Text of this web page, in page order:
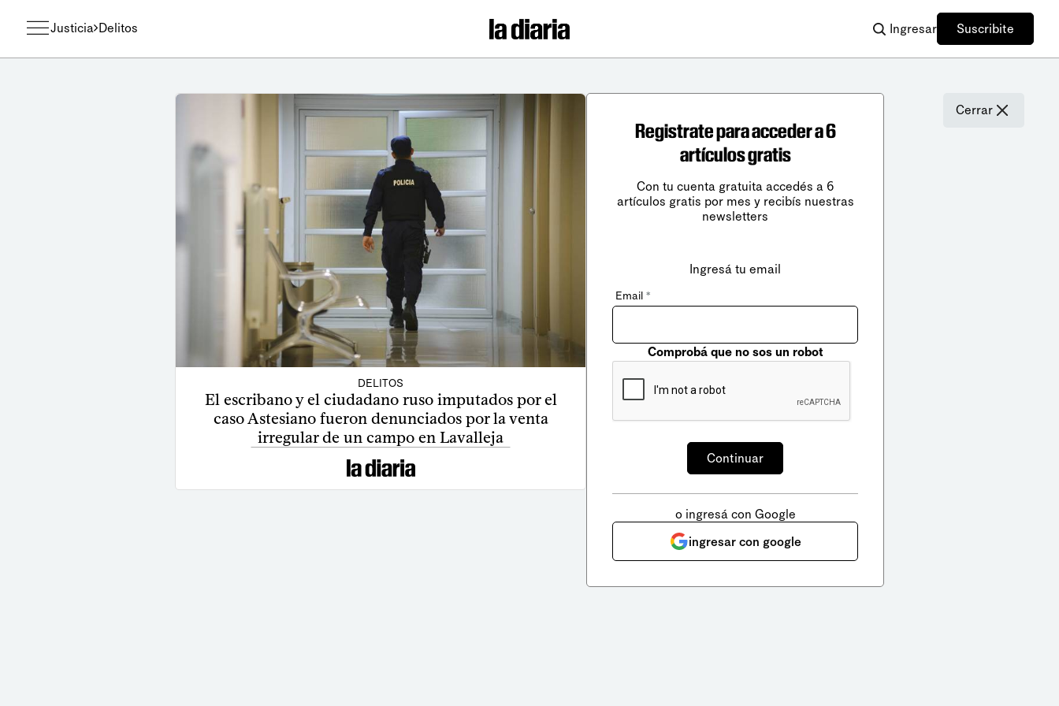
Justicia Delitos Ingresar Suscribite
DELITOS
El escribano y el ciudadano ruso imputados por el
caso Astesiano fueron denunciados por la venta
irregular de un campo en Lavalleja
Cerrar
Registrate para acceder a 6
artículos gratis
Con tu cuenta gratuita accedés a 6
artículos gratis por mes y recibís nuestras
newsletters
Ingresá tu email
Email *
Comprobá que no sos un robot
o ingresá con Google
ingresar con google